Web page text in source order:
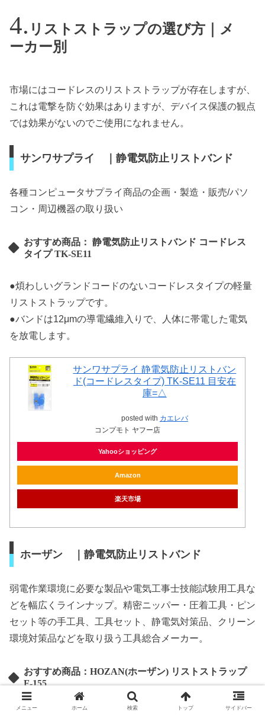
リストストラップの選び方｜メ
ーカー別
市場にはコードレスのリストストラップが存在しますが、
これは電撃を防ぐ効果はありますが、デバイス保護の観点
では効果がないのでご使用になれません。
サンワサプライ ｜静電気防止リストバンド
各種コンピュータサプライ商品の企画・製造・販売/パソ
コン・周辺機器の取り扱い
おすすめ商品： 静電気防止リストバンド コードレス
タイプ TK-SE11
●煩わしいグランドコードのないコードレスタイプの軽量
リストストラップです。
●バンドは12μmの導電繊維入りで、人体に帯電した電気
を放電します。
サンワサプライ 静電気防止リストバン
ド(コードレスタイプ) TK-SE11 目安在
庫=△
posted with カエレバ
コンプモト ヤフー店
Yahooショッピング
Amazon
楽天市場
ホーザン ｜静電気防止リストバンド
弱電作業環境に必要な製品や電気工事士技能試験用工具な
どを幅広くラインナップ。精密ニッパー・圧着工具・ピン
セット等の手工具、工具セット、静電気対策品、クリーン
環境対策品などを取り扱う工具総合メーカー。
おすすめ商品：HOZAN(ホーザン) リストストラップ
F-155
メニュー ホーム 検索 トップ サイドバー